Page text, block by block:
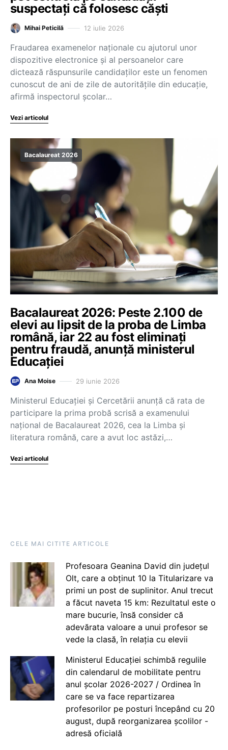
suspectați că folosesc căști
Mihai Peticilă 12 iulie 2026
Fraudarea examenelor naționale cu ajutorul unor
dispozitive electronice și al persoanelor care
dictează răspunsurile candidaților este un fenomen
cunoscut de ani de zile de autoritățile din educație,
afirmă inspectorul școlar…
Vezi articolul
Bacalaureat 2026
Bacalaureat 2026: Peste 2.100 de
elevi au lipsit de la proba de Limba
română, iar 22 au fost eliminați
pentru fraudă, anunță ministerul
Educației
Ana Moise 29 iunie 2026
Ministerul Educației și Cercetării anunță că rata de
participare la prima probă scrisă a examenului
național de Bacalaureat 2026, cea la Limba și
literatura română, care a avut loc astăzi,…
Vezi articolul
CELE MAI CITITE ARTICOLE
Profesoara Geanina David din județul
Olt, care a obținut 10 la Titularizare va
primi un post de suplinitor. Anul trecut
a făcut naveta 15 km: Rezultatul este o
mare bucurie, însă consider că
adevărata valoare a unui profesor se
vede la clasă, în relația cu elevii
Ministerul Educației schimbă regulile
din calendarul de mobilitate pentru
anul școlar 2026-2027 / Ordinea în
care se va face repartizarea
profesorilor pe posturi începând cu 20
august, după reorganizarea școlilor -
adresă oficială